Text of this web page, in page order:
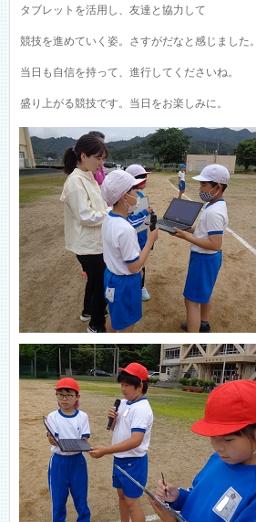
タブレットを活用し、友達と協力して
競技を進めていく姿。さすがだなと感じました。
当日も自信を持って、進行してくださいね。
盛り上がる競技です。当日をお楽しみに。